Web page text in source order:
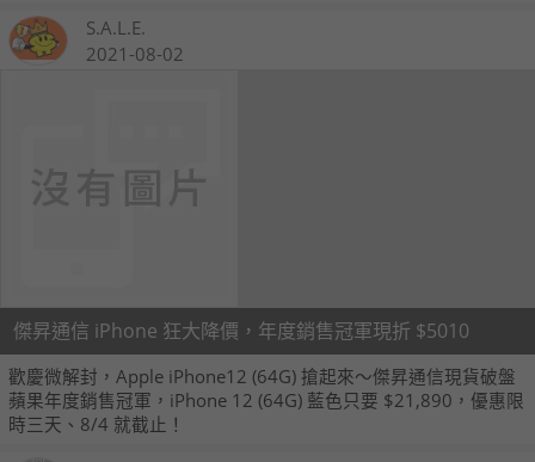
S.A.L.E.
2021-08-02
傑昇通信 iPhone 狂大降價，年度銷售冠軍現折 $5010
歡慶微解封，Apple iPhone12 (64G) 搶起來～傑昇通信現貨破盤
蘋果年度銷售冠軍，iPhone 12 (64G) 藍色只要 $21,890，優惠限
時三天、8/4 就截止！